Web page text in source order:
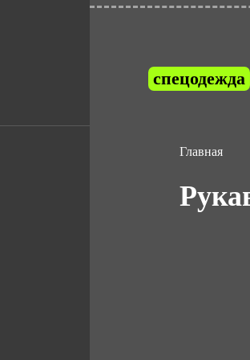
спецодежда
Главная